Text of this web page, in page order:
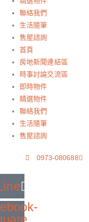
聯絡我們
生活隨筆
售屋諮詢
首頁
房地新聞連結區
時事討論交流區
即時物件
精選物件
聯絡我們
生活隨筆
售屋諮詢
0973-080688